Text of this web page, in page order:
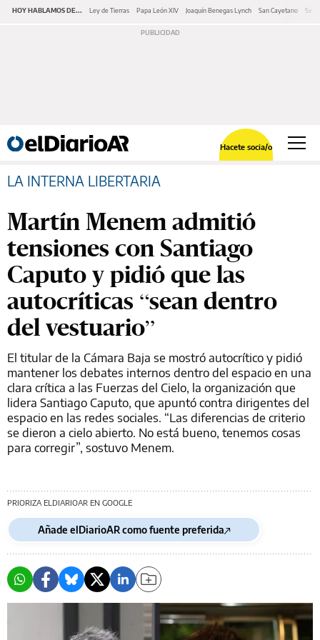
HOY HABLAMOS DE... Ley de Tierras Papa León XIV Joaquín Benegas Lynch San Cayetano
Hacete socia/o
LA INTERNA LIBERTARIA
Martín Menem admitió
tensiones con Santiago
Caputo y pidió que las
autocríticas “sean dentro
del vestuario”
El titular de la Cámara Baja se mostró autocrítico y pidió
mantener los debates internos dentro del espacio en una
clara crítica a las Fuerzas del Cielo, la organización que
lidera Santiago Caputo, que apuntó contra dirigentes del
espacio en las redes sociales. “Las diferencias de criterio
se dieron a cielo abierto. No está bueno, tenemos cosas
para corregir”, sostuvo Menem.
PRIORIZA ELDIARIOAR EN GOOGLE
Añade elDiarioAR como fuente preferida